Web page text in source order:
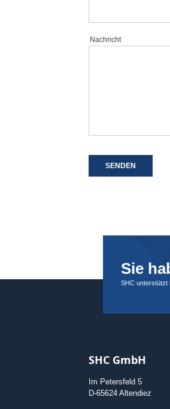
Nachricht
SENDEN
Sie
SHC unterstützt
SHC GmbH
Im Petersfeld 5
D-65624 Altendiez